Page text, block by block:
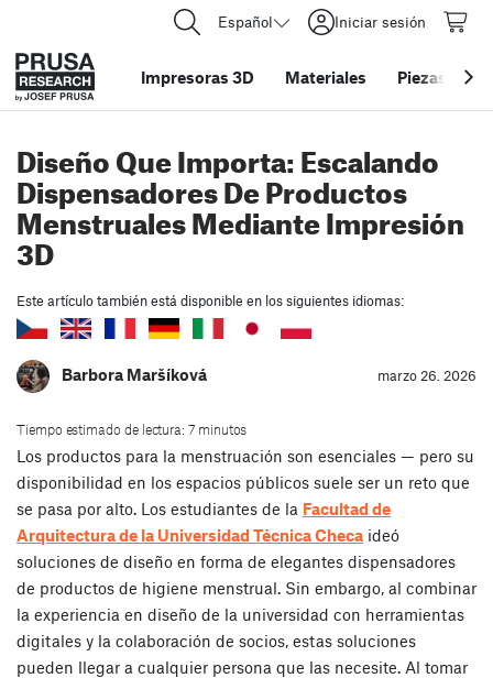
Español Iniciar sesión
Impresoras 3D Materiales Piezas y
Diseño Que Importa: Escalando
Dispensadores De Productos
Menstruales Mediante Impresión
3D
Este artículo también está disponible en los siguientes idiomas:
Barbora Maršíková marzo 26. 2026
Tiempo estimado de lectura: 7 minutos
Los productos para la menstruación son esenciales — pero su
disponibilidad en los espacios públicos suele ser un reto que
se pasa por alto. Los estudiantes de la Facultad de
Arquitectura de la Universidad Técnica Checa ideó
soluciones de diseño en forma de elegantes dispensadores
de productos de higiene menstrual. Sin embargo, al combinar
la experiencia en diseño de la universidad con herramientas
digitales y la colaboración de socios, estas soluciones
pueden llegar a cualquier persona que las necesite. Al tomar